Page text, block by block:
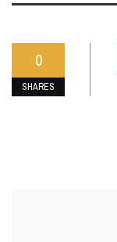
0
SHARES